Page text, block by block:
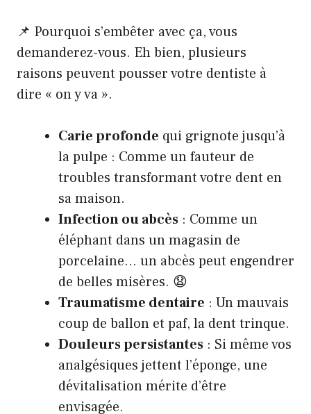
📌 Pourquoi s’embêter avec ça, vous
demanderez-vous. Eh bien, plusieurs
raisons peuvent pousser votre dentiste à
dire « on y va ».
Carie profonde qui grignote jusqu’à
la pulpe : Comme un fauteur de
troubles transformant votre dent en
sa maison.
Infection ou abcès : Comme un
éléphant dans un magasin de
porcelaine… un abcès peut engendrer
de belles misères. 😧
Traumatisme dentaire : Un mauvais
coup de ballon et paf, la dent trinque.
Douleurs persistantes : Si même vos
analgésiques jettent l’éponge, une
dévitalisation mérite d’être
envisagée.